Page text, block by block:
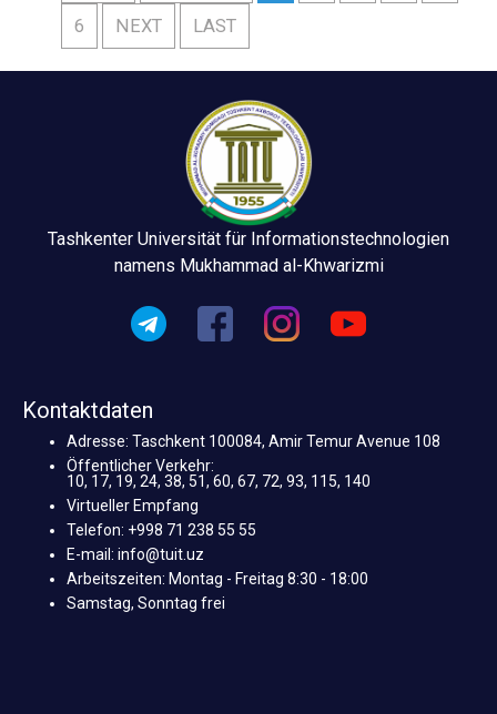
6 NEXT LAST
Tashkenter Universität für Informationstechnologien
namens Mukhammad al-Khwarizmi
Kontaktdaten
Adresse: Taschkent 100084, Amir Temur Avenue 108
Öffentlicher Verkehr:
10, 17, 19, 24, 38, 51, 60, 67, 72, 93, 115, 140
Virtueller Empfang
Telefon: +998 71 238 55 55
E-mail: info@tuit.uz
Arbeitszeiten: Montag - Freitag 8:30 - 18:00
Samstag, Sonntag frei